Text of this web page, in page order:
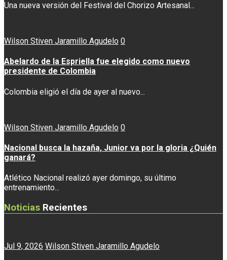
Una nueva versión del Festival del Chorizo Artesanal...
Wilson Stiven Jaramillo Agudelo 0
Abelardo de la Espriella fue elegido como nuevo
presidente de Colombia
Colombia eligió el día de ayer al nuevo...
Wilson Stiven Jaramillo Agudelo 0
Nacional busca la hazaña, Junior va por la gloria ¿Quién
ganará?
Atlético Nacional realizó ayer domingo, su último
entrenamiento...
Noticias Recientes
Jul 9, 2026 Wilson Stiven Jaramillo Agudelo